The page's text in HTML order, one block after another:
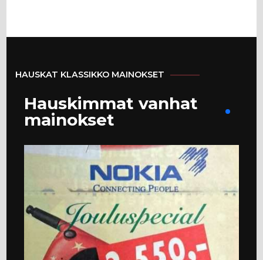
HAUSKAT KLASSIKKO MAINOKSET
Hauskimmat vanhat
mainokset